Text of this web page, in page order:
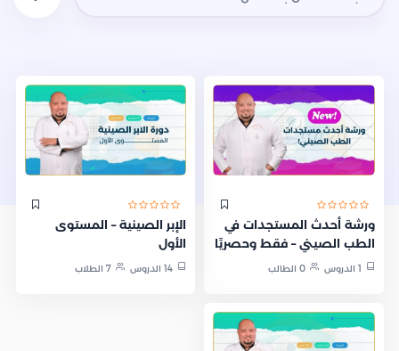
ورشة أحدث المستجدات في
الطب الصيني – فقط وحصريًا
1 الدروس 0 الطالب
الإبر الصينية – المستوى
الأول
14 الدروس 7 الطلاب